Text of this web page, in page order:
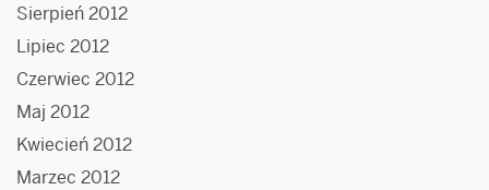
Sierpień 2012
Lipiec 2012
Czerwiec 2012
Maj 2012
Kwiecień 2012
Marzec 2012